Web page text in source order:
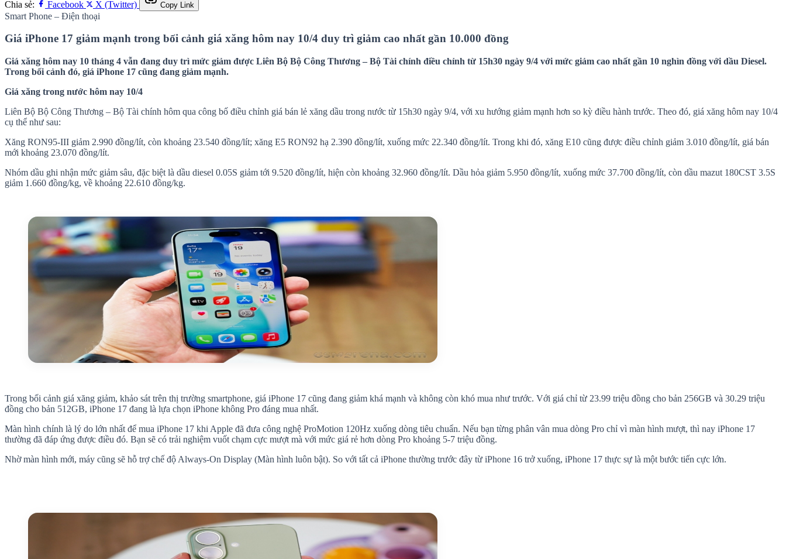
Chia sẻ: Facebook X (Twitter) Copy Link
Smart Phone – Điện thoại
Giá iPhone 17 giảm mạnh trong bối cảnh giá xăng hôm nay 10/4 duy trì giảm cao nhất gần 10.000 đồng
Giá xăng hôm nay 10 tháng 4 vẫn đang duy trì mức giảm được Liên Bộ Bộ Công Thương – Bộ Tài chính điều chỉnh từ 15h30 ngày 9/4 với mức giảm cao nhất gần 10 nghìn đồng với dầu Diesel.
Trong bối cảnh đó, giá iPhone 17 cũng đang giảm mạnh.
Giá xăng trong nước hôm nay 10/4
Liên Bộ Bộ Công Thương – Bộ Tài chính hôm qua công bố điều chỉnh giá bán lẻ xăng dầu trong nước từ 15h30 ngày 9/4, với xu hướng giảm mạnh hơn so kỳ điều hành trước. Theo đó, giá xăng hôm nay 10/4
cụ thể như sau:
Xăng RON95-III giảm 2.990 đồng/lít, còn khoảng 23.540 đồng/lít; xăng E5 RON92 hạ 2.390 đồng/lít, xuống mức 22.340 đồng/lít. Trong khi đó, xăng E10 cũng được điều chỉnh giảm 3.010 đồng/lít, giá bán
mới khoảng 23.070 đồng/lít.
Nhóm dầu ghi nhận mức giảm sâu, đặc biệt là dầu diesel 0.05S giảm tới 9.520 đồng/lít, hiện còn khoảng 32.960 đồng/lít. Dầu hỏa giảm 5.950 đồng/lít, xuống mức 37.700 đồng/lít, còn dầu mazut 180CST 3.5S
giảm 1.660 đồng/kg, về khoảng 22.610 đồng/kg.
Trong bối cảnh giá xăng giảm, khảo sát trên thị trường smartphone, giá iPhone 17 cũng đang giảm khá mạnh và không còn khó mua như trước. Với giá chỉ từ 23.99 triệu đồng cho bản 256GB và 30.29 triệu
đồng cho bản 512GB, iPhone 17 đang là lựa chọn iPhone không Pro đáng mua nhất.
Màn hình chính là lý do lớn nhất để mua iPhone 17 khi Apple đã đưa công nghệ ProMotion 120Hz xuống dòng tiêu chuẩn. Nếu bạn từng phân vân mua dòng Pro chỉ vì màn hình mượt, thì nay iPhone 17
thường đã đáp ứng được điều đó. Bạn sẽ có trải nghiệm vuốt chạm cực mượt mà với mức giá rẻ hơn dòng Pro khoảng 5-7 triệu đồng.
Nhờ màn hình mới, máy cũng sẽ hỗ trợ chế độ Always-On Display (Màn hình luôn bật). So với tất cả iPhone thường trước đây từ iPhone 16 trở xuống, iPhone 17 thực sự là một bước tiến cực lớn.